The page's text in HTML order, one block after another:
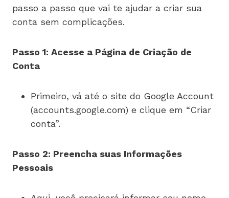
passo a passo que vai te ajudar a criar sua
conta sem complicações.
Passo 1: Acesse a Página de Criação de
Conta
Primeiro, vá até o site do Google Account
(accounts.google.com) e clique em “Criar
conta”.
Passo 2: Preencha suas Informações
Pessoais